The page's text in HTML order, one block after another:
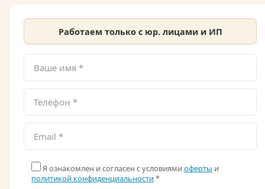
Работаем только с юр. лицами и ИП
Я ознакомлен и согласен с условиями оферты и
политикой конфиденциальности*